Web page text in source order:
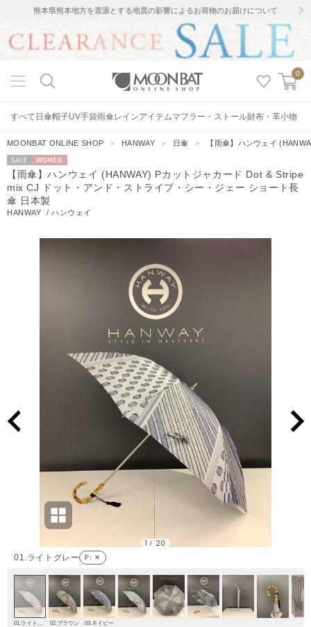
熊本県熊本地方を震源とする地震の影響によるお荷物のお届けについて
0
すべて 日傘帽子UV手袋雨傘レインアイテムマフラー・ストール財布・革小物
MOONBAT ONLINE SHOP ＞ HANWAY ＞ 日傘 ＞ 【雨傘】ハンウェイ
セー
ル
WOMEN
【雨傘】ハンウェイ (HANWAY) Pカットジャカード Dot & Stripe
mix CJ ドット・アンド・ストライプ・シー・ジェー ショート長
傘 日本製
HANWAY /ハンウェイ
01.ライトグレー F: ✕
1 / 20
02.ブラウン 03.ネイビー